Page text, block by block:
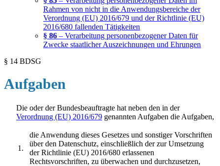
Rahmen von nicht in die Anwendungsbereiche der
Verordnung (EU) 2016/679 und der Richtlinie (EU)
2016/680 fallenden Tätigkeiten
§ 86 – Verarbeitung personenbezogener Daten für
Zwecke staatlicher Auszeichnungen und Ehrungen
§ 14 BDSG
Aufgaben
Die oder der Bundesbeauftragte hat neben den in der
Verordnung (EU) 2016/679 genannten Aufgaben die Aufgaben,
1.
die Anwendung dieses Gesetzes und sonstiger Vorschriften
über den Datenschutz, einschließlich der zur Umsetzung
der Richtlinie (EU) 2016/680 erlassenen
Rechtsvorschriften, zu überwachen und durchzusetzen,